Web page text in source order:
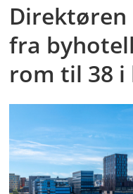
fra
rom til 38 i